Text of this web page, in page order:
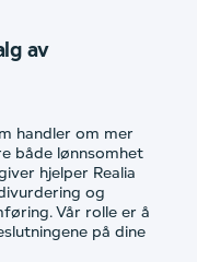
av
handler om mer
både lønnsomhet
hjelper Realia
og
Vår rolle er å
på dine